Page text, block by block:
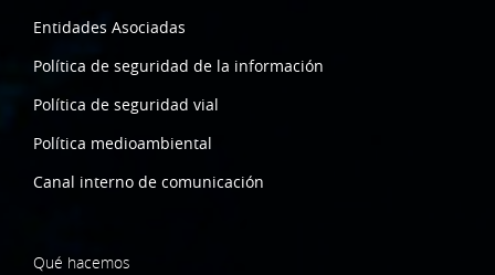
Entidades Asociadas
Política de seguridad de la información
Política de seguridad vial
Política medioambiental
Canal interno de comunicación
Qué hacemos